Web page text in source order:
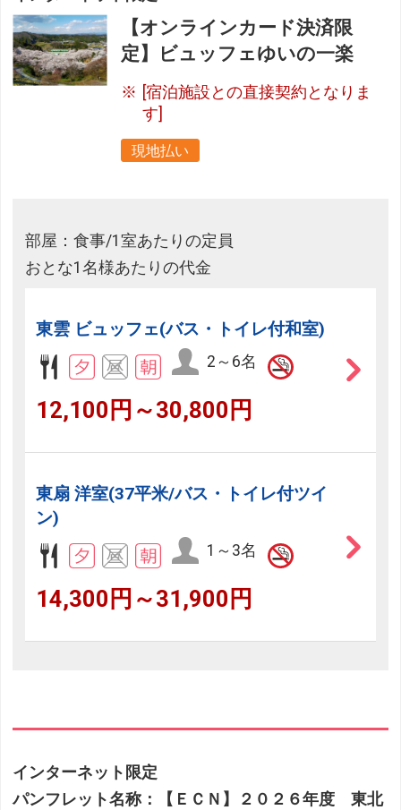
【オンラインカード決済限
定】ビュッフェゆいの一楽
[宿泊施設との直接契約となりま
す]
現地払い
部屋：食事/1室あたりの定員
おとな1名様あたりの代金
東雲 ビュッフェ(バス・トイレ付和室)
2～6名
12,100円～30,800円
東扇 洋室(37平米/バス・トイレ付ツイ
ン)
1～3名
14,300円～31,900円
インターネット限定
パンフレット名称：【ＥＣＮ】２０２６年度 東北